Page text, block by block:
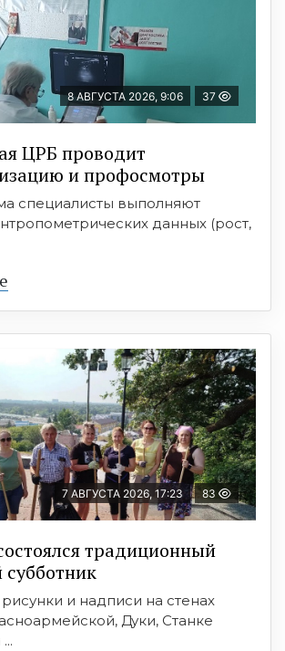
8 АВГУСТА 2026, 9:06 37
ЦРБ проводит
и профосмотры
специалисты выполняют
данных (рост,
7 АВГУСТА 2026, 17:23 83
традиционный
и надписи на стенах
Дуки, Станке